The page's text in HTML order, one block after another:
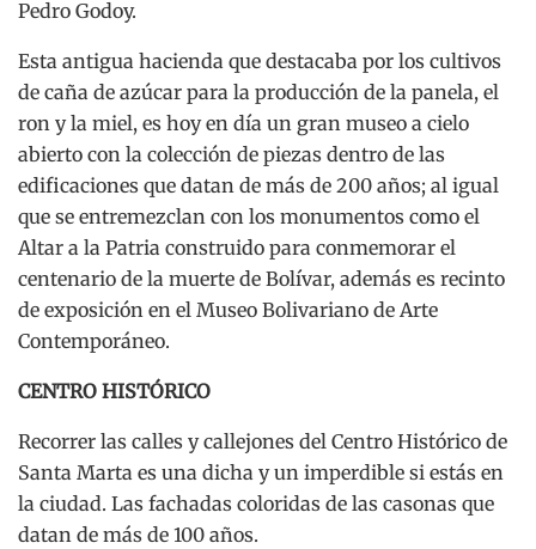
Pedro Godoy.
Esta antigua hacienda que destacaba por los cultivos
de caña de azúcar para la producción de la panela, el
ron y la miel, es hoy en día un gran museo a cielo
abierto con la colección de piezas dentro de las
edificaciones que datan de más de 200 años; al igual
que se entremezclan con los monumentos como el
Altar a la Patria construido para conmemorar el
centenario de la muerte de Bolívar, además es recinto
de exposición en el Museo Bolivariano de Arte
Contemporáneo.
CENTRO HISTÓRICO
Recorrer las calles y callejones del Centro Histórico de
Santa Marta es una dicha y un imperdible si estás en
la ciudad. Las fachadas coloridas de las casonas que
datan de más de 100 años.